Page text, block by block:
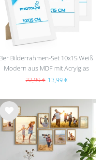
3er Bilderrahmen-Set 10x15 Weiß
Modern aus MDF mit Acrylglas
22,99 € 13,99 €
Wu
nsc